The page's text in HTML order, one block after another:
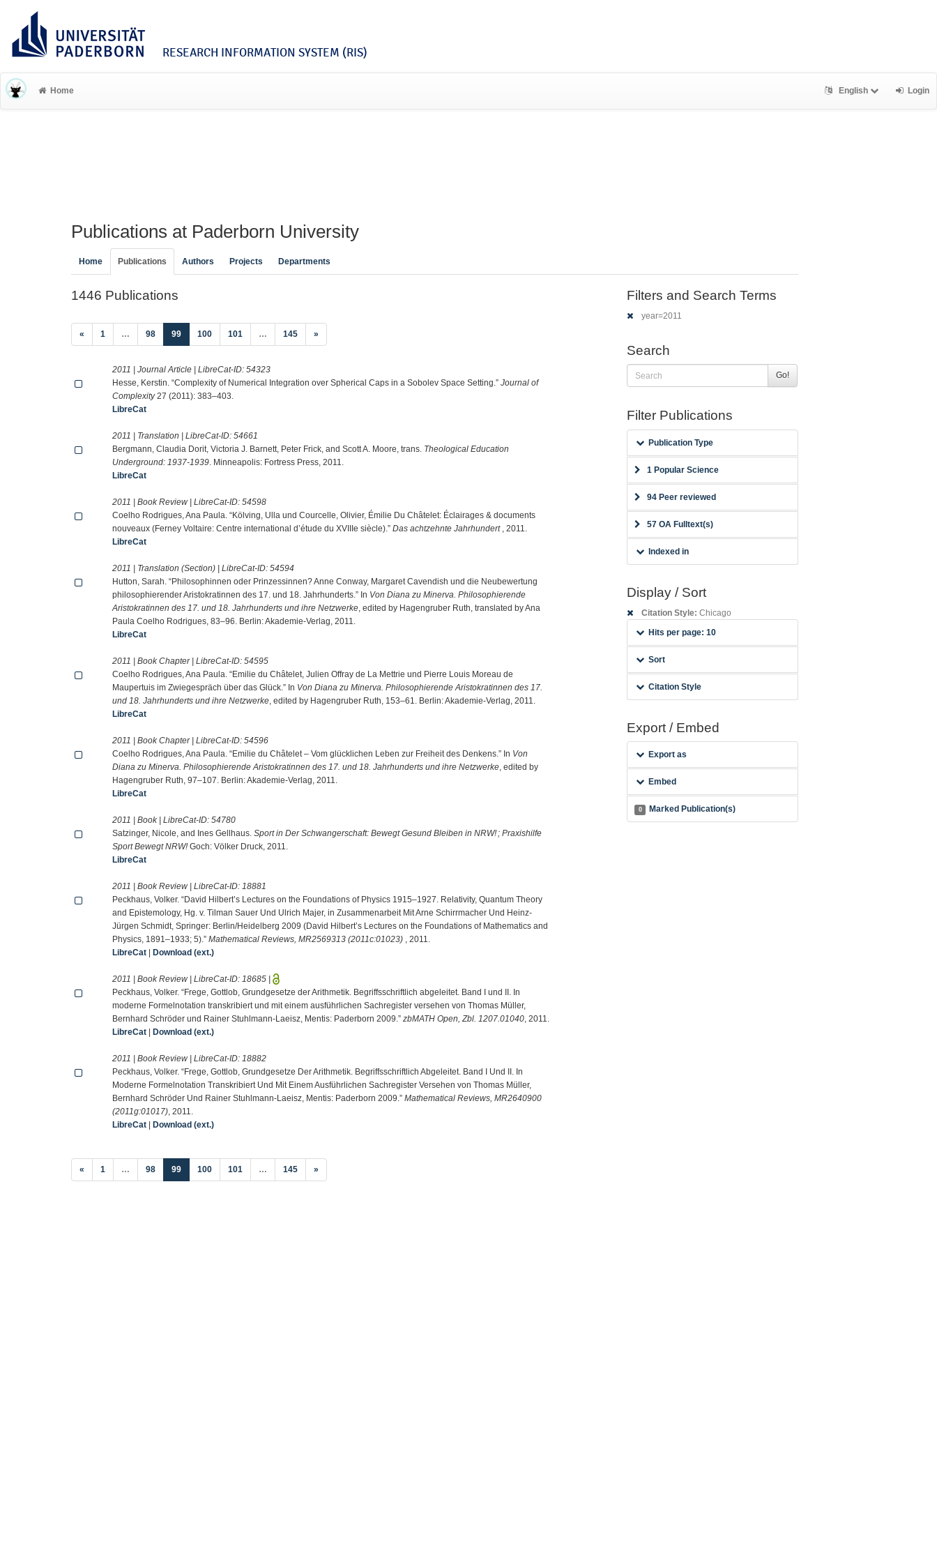
RESEARCH INFORMATION SYSTEM (RIS)
Home English Login
Publications at Paderborn University
Home Publications Authors Projects Departments
1446 Publications
« 1 … 98 99(current)
100 101 … 145 »
2011 | Journal Article | LibreCat-ID:54323
Hesse, Kerstin. “Complexity of Numerical Integration over Spherical Caps in a Sobolev Space Setting.”Journal of
Complexity27 (2011): 383–403.
LibreCat
2011 | Translation | LibreCat-ID:54661
Bergmann, Claudia Dorit, Victoria J. Barnett, Peter Frick, and Scott A. Moore, trans. Theological Education
Underground: 1937-1939 . Minneapolis: Fortress Press, 2011.
LibreCat
2011 | Book Review | LibreCat-ID:54598
Coelho Rodrigues, Ana Paula. “Kölving, Ulla und Courcelle, Olivier, Émilie Du Châtelet: Éclairages & documents
nouveaux (Ferney Voltaire: Centre international d’étude du XVIIIe siècle).”Das achtzehnte Jahrhundert , 2011.
LibreCat
2011 | Translation (Section) | LibreCat-ID:54594
Hutton, Sarah. “Philosophinnen oder Prinzessinnen? Anne Conway, Margaret Cavendish und die Neubewertung
philosophierender Aristokratinnen des 17. und 18. Jahrhunderts.” In Von Diana zu Minerva. Philosophierende
Aristokratinnen des 17. und 18. Jahrhunderts und ihre Netzwerke , edited by Hagengruber Ruth, translated by Ana
Paula Coelho Rodrigues, 83–96. Berlin: Akademie-Verlag, 2011.
LibreCat
2011 | Book Chapter | LibreCat-ID:54595
Coelho Rodrigues, Ana Paula. “Emilie du Châtelet, Julien Offray de La Mettrie und Pierre Louis Moreau de
Maupertuis im Zwiegespräch über das Glück.” In Von Diana zu Minerva. Philosophierende Aristokratinnen des 17.
und 18. Jahrhunderts und ihre Netzwerke , edited by Hagengruber Ruth, 153–61. Berlin: Akademie-Verlag, 2011.
LibreCat
2011 | Book Chapter | LibreCat-ID:54596
Coelho Rodrigues, Ana Paula. “Emilie du Châtelet – Vom glücklichen Leben zur Freiheit des Denkens.” In Von
Diana zu Minerva. Philosophierende Aristokratinnen des 17. und 18. Jahrhunderts und ihre Netzwerke , edited by
Hagengruber Ruth, 97–107. Berlin: Akademie-Verlag, 2011.
LibreCat
2011 | Book | LibreCat-ID:54780
Satzinger, Nicole, and Ines Gellhaus.Sport in Der Schwangerschaft: Bewegt Gesund Bleiben in NRW! ; Praxishilfe
Sport Bewegt NRW!Goch: Völker Druck, 2011.
LibreCat
2011 | Book Review | LibreCat-ID: 18881
Peckhaus, Volker. “David Hilbert’s Lectures on the Foundations of Physics 1915–1927. Relativity, Quantum Theory
and Epistemology, Hg. v. Tilman Sauer Und Ulrich Majer, in Zusammenarbeit Mit Arne Schirrmacher Und Heinz-
Jürgen Schmidt, Springer: Berlin/Heidelberg 2009 (David Hilbert’s Lectures on the Foundations of Mathematics and
Physics, 1891–1933; 5).”Mathematical Reviews, MR2569313 (2011c:01023)
, 2011.
LibreCat |Download (ext.)
2011 | Book Review | LibreCat-ID: 18685 |
Peckhaus, Volker. “Frege, Gottlob, Grundgesetze der Arithmetik. Begriffsschriftlich abgeleitet. Band I und II. In
moderne Formelnotation transkribiert und mit einem ausführlichen Sachregister versehen von Thomas Müller,
Bernhard Schröder und Rainer Stuhlmann-Laeisz, Mentis: Paderborn 2009.”zbMATH Open, Zbl. 1207.01040 , 2011.
LibreCat |Download (ext.)
2011 | Book Review | LibreCat-ID: 18882
Peckhaus, Volker. “Frege, Gottlob, Grundgesetze Der Arithmetik. Begriffsschriftlich Abgeleitet. Band I Und II. In
Moderne Formelnotation Transkribiert Und Mit Einem Ausführlichen Sachregister Versehen von Thomas Müller,
Bernhard Schröder Und Rainer Stuhlmann-Laeisz, Mentis: Paderborn 2009.”Mathematical Reviews, MR2640900
(2011g:01017) , 2011.
LibreCat |Download (ext.)
« 1 … 98 99(current)
100 101 … 145 »
Filters and Search Terms
year=2011
Search
Go!
Filter Publications
Publication Type
1 Popular Science
94 Peer reviewed
57 OA Fulltext(s)
Indexed in
Display / Sort
Citation Style: Chicago
Hits per page: 10
Sort
Citation Style
Export / Embed
Export as
Embed
0 Marked Publication(s)